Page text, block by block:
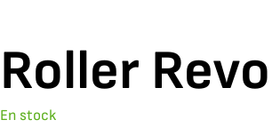
Roller
En stock